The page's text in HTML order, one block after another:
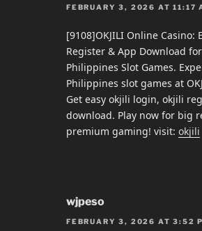
FEBRUARY 3, 2026 AT 11:17
[9108]OKJILI Online Casino:
Register & App Download
Philippines Slot Games.
Philippines slot games at
Get easy okjili login, okjili
download. Play now for big
premium gaming! visit: okjili
wjpeso
FEBRUARY 3, 2026 AT 3:52